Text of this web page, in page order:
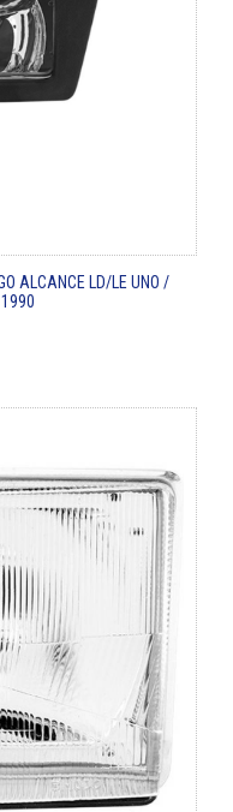
ALCANCE LD/LEUNO /